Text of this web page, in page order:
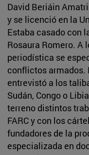
David Beriáin
y se licenció en la
Estaba casado con
Rosaura Romero. A
periodística se
conflictos armados.
entrevistó a los
Sudán, Congo o
terreno distintos
FARC y con los
fundadores de la
especializada en